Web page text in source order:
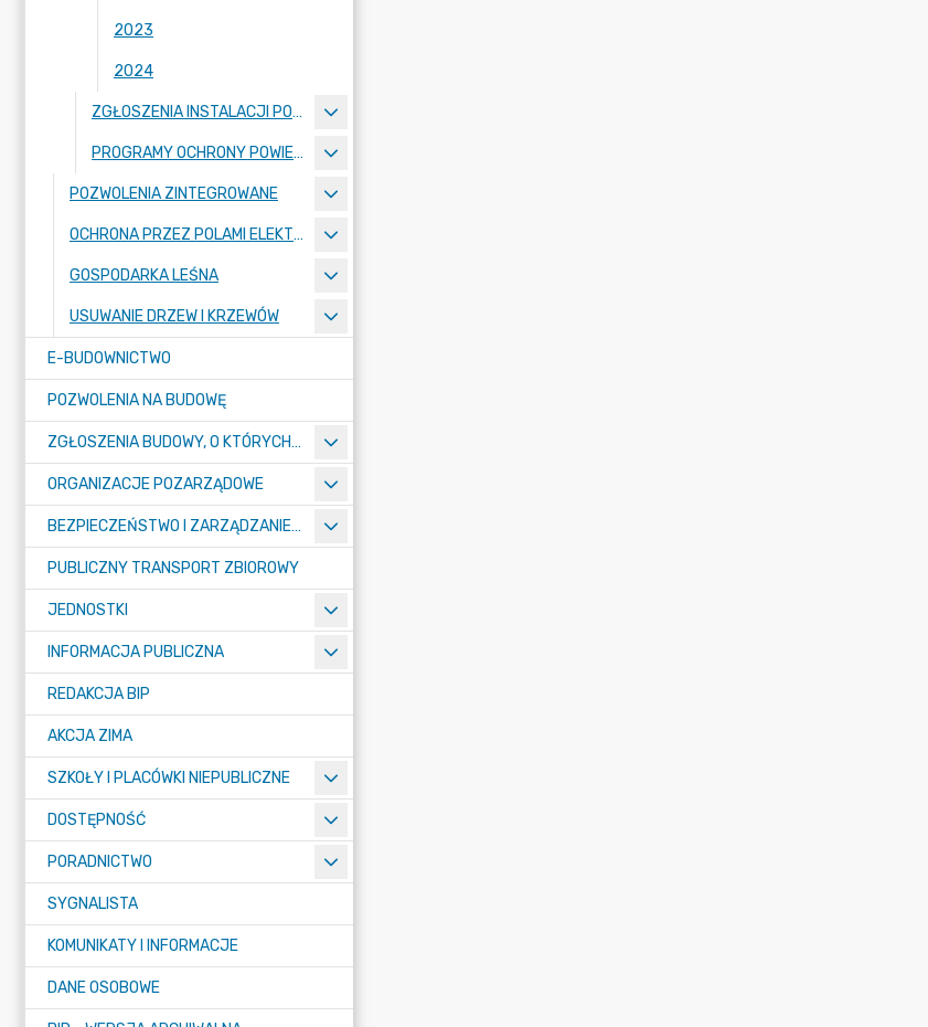
2023
2024
ZGŁOSZENIA INSTALACJI POD KĄTEM EMISJI DO POWIETRZA
PROGRAMY OCHRONY POWIETRZA
POZWOLENIA ZINTEGROWANE
OCHRONA PRZEZ POLAMI ELEKTROMAGNETYCZNYMI
GOSPODARKA LEŚNA
USUWANIE DRZEW I KRZEWÓW
E-BUDOWNICTWO
POZWOLENIA NA BUDOWĘ
ZGŁOSZENIA BUDOWY, O KTÓRYCH MOWA W ART. 29 UST. 1 PKT 1A, 2B I 19A USTAWY PRAWO BUDOWLANE
ORGANIZACJE POZARZĄDOWE
BEZPIECZEŃSTWO I ZARZĄDZANIE KRYZYSOWE
PUBLICZNY TRANSPORT ZBIOROWY
JEDNOSTKI
INFORMACJA PUBLICZNA
REDAKCJA BIP
AKCJA ZIMA
SZKOŁY I PLACÓWKI NIEPUBLICZNE
DOSTĘPNOŚĆ
PORADNICTWO
SYGNALISTA
KOMUNIKATY I INFORMACJE
DANE OSOBOWE